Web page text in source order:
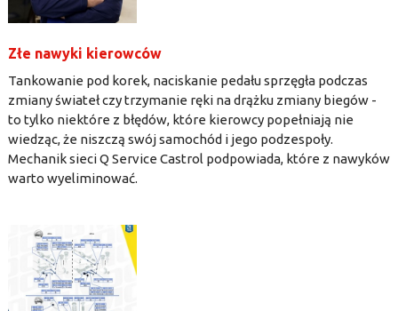
Złe nawyki kierowców
Tankowanie pod korek, naciskanie pedału sprzęgła podczas
zmiany świateł czy trzymanie ręki na drążku zmiany biegów -
to tylko niektóre z błędów, które kierowcy popełniają nie
wiedząc, że niszczą swój samochód i jego podzespoły.
Mechanik sieci Q Service Castrol podpowiada, które z nawyków
warto wyeliminować.